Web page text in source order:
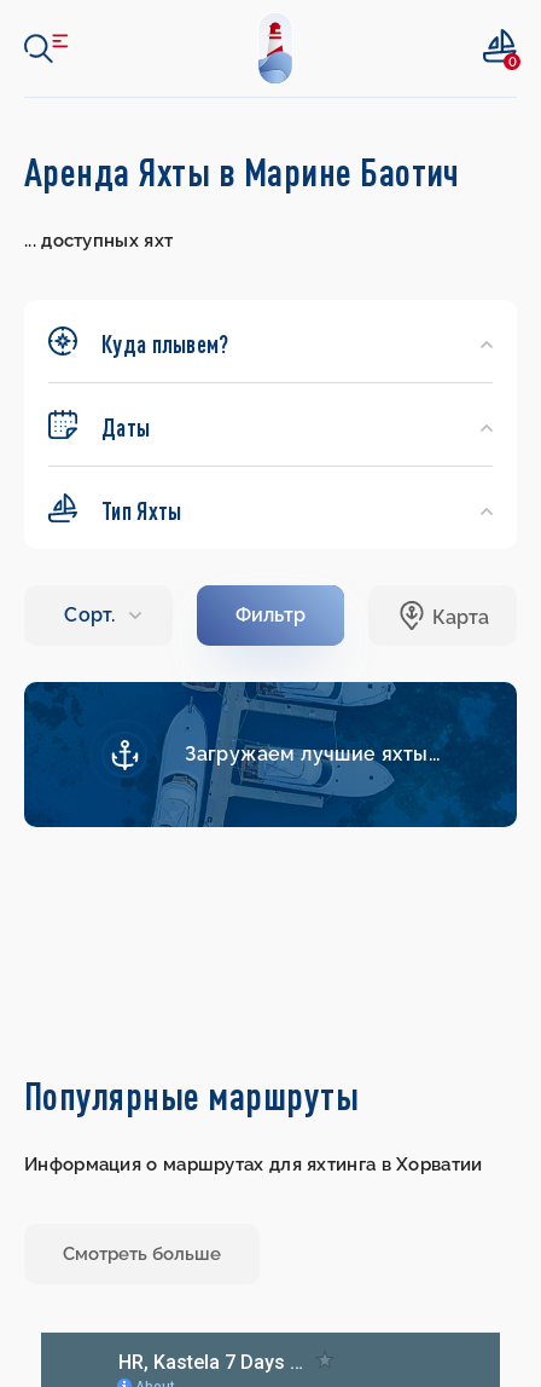
0
Search
Yachts
Аренда Яхты в Марине Баотич
...доступных яхт
Куда плывем?
Даты
Тип Яхты
Загружаем лучшие яхты...
Популярные маршруты
Информация о маршрутах для яхтинга в Хорватии
Смотреть больше